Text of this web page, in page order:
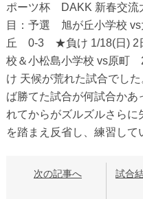
ポーツ杯 DAKK 新春交流
目：予選 旭が丘小学
丘 0-3 ★負け 1/18(日) 2
校＆小松島小学校 vs原
け 天候が荒れた試合でし
ば勝てた試合が何試合かあ
れてからがズルズルさら
を踏まえ反省し、練習して
次の記事へ
試合